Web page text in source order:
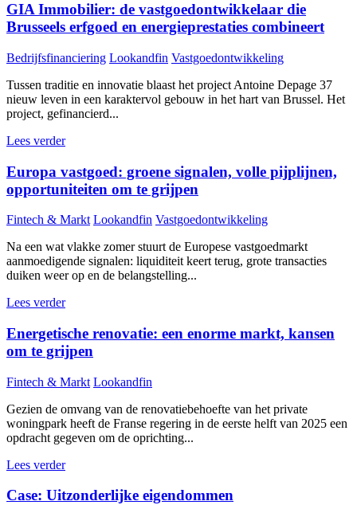
GIA Immobilier: de vastgoedontwikkelaar die
Brusseels erfgoed en energieprestaties combineert
Bedrijfsfinanciering Lookandfin Vastgoedontwikkeling
Tussen traditie en innovatie blaast het project Antoine Depage 37
nieuw leven in een karaktervol gebouw in het hart van Brussel. Het
project, gefinancierd...
Lees verder
Europa vastgoed: groene signalen, volle pijplijnen,
opportuniteiten om te grijpen
Fintech & Markt Lookandfin Vastgoedontwikkeling
Na een wat vlakke zomer stuurt de Europese vastgoedmarkt
aanmoedigende signalen: liquiditeit keert terug, grote transacties
duiken weer op en de belangstelling...
Lees verder
Energetische renovatie: een enorme markt, kansen
om te grijpen
Fintech & Markt Lookandfin
Gezien de omvang van de renovatiebehoefte van het private
woningpark heeft de Franse regering in de eerste helft van 2025 een
opdracht gegeven om de oprichting...
Lees verder
Case: Uitzonderlijke eigendommen